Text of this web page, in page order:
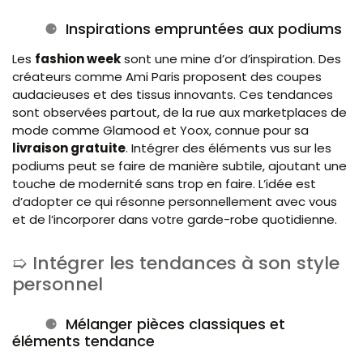
Inspirations empruntées aux podiums
Les fashion weeksont une mine d’or d’inspiration. Des
créateurs comme Ami Paris proposent des coupes
audacieuses et des tissus innovants. Ces tendances
sont observées partout, de la rue aux marketplaces de
mode comme Glamood et Yoox, connue pour sa
livraison gratuite. Intégrer des éléments vus sur les
podiums peut se faire de manière subtile, ajoutant une
touche de modernité sans trop en faire. L’idée est
d’adopter ce qui résonne personnellement avec vous
et de l’incorporer dans votre garde-robe quotidienne.
Intégrer les tendances à son style
personnel
Mélanger pièces classiques et
éléments tendance